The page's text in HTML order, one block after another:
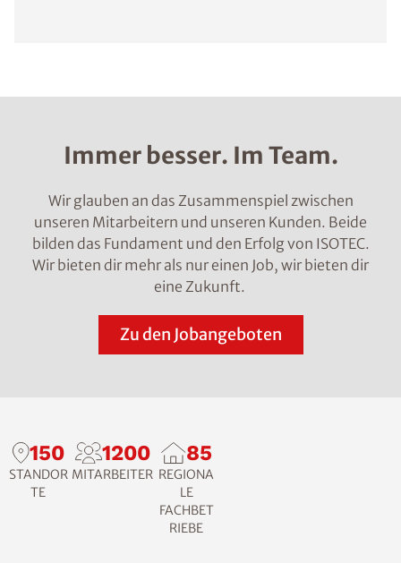
Immer besser. Im Team.
Wir glauben an das Zusammenspiel zwischen
unseren Mitarbeitern und unseren Kunden. Beide
bilden das Fundament und den Erfolg von ISOTEC.
Wir bieten dir mehr als nur einen Job, wir bieten dir
eine Zukunft.
Zu den Jobangeboten
150
STANDOR
TE
1200
MITARBEITER
85
REGIONA
LE
FACHBET
RIEBE